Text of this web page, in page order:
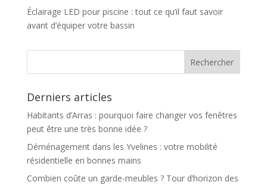
Éclairage LED pour piscine : tout ce qu’il faut savoir
avant d’équiper votre bassin
Derniers articles
Habitants d’Arras : pourquoi faire changer vos fenêtres
peut être une très bonne idée ?
Déménagement dans les Yvelines : votre mobilité
résidentielle en bonnes mains
Combien coûte un garde-meubles ? Tour d’horizon des